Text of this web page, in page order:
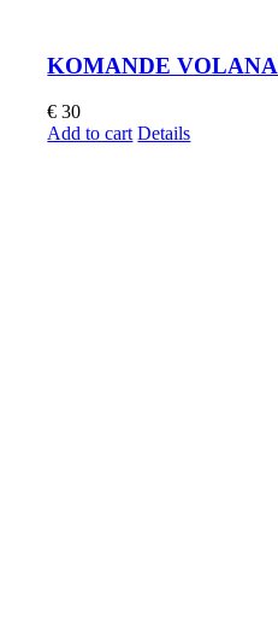
KOMANDE VOLANA
€ 30
Add to cart Details